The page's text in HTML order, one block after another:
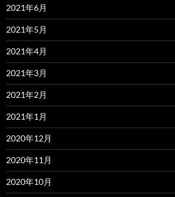
2021年6月
2021年5月
2021年4月
2021年3月
2021年2月
2021年1月
2020年12月
2020年11月
2020年10月